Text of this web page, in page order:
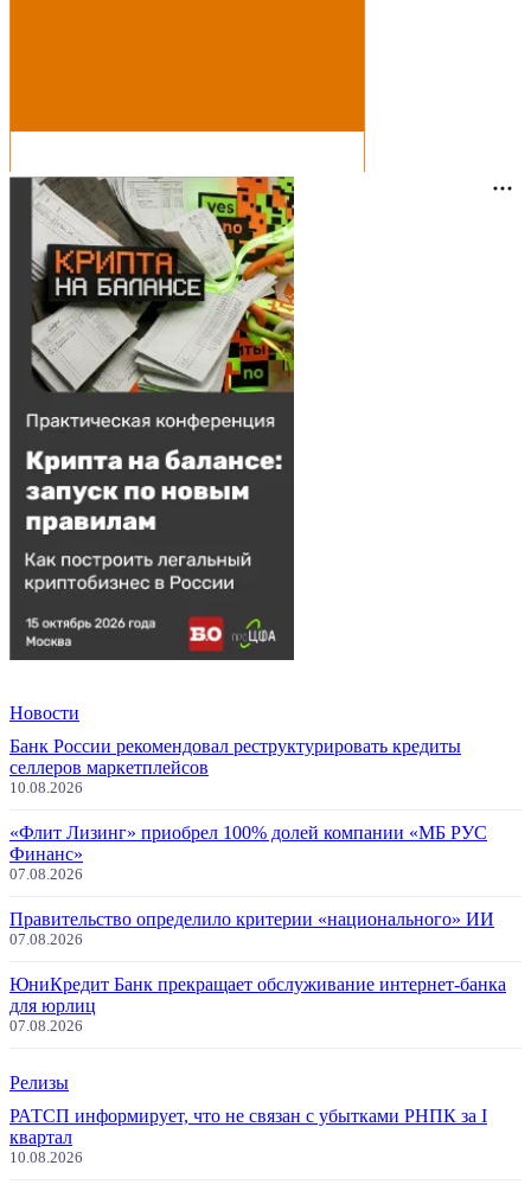
Новости
Банк России рекомендовал реструктурировать кредиты
селлеров маркетплейсов
10.08.2026
«Флит Лизинг» приобрел 100% долей компании «МБ РУС
Финанс»
07.08.2026
Правительство определило критерии «национального» ИИ
07.08.2026
ЮниКредит Банк прекращает обслуживание интернет-банка
для юрлиц
07.08.2026
Релизы
РАТСП информирует, что не связан с убытками РНПК за I
квартал
10.08.2026